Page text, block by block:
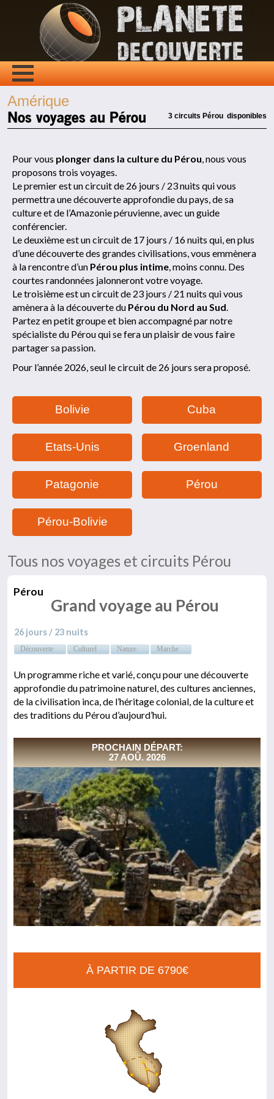
Amérique
Nos voyages au Pérou 3 circuits Pérou disponibles
Pour vous plonger dans la culture du Pérou, nous vous
proposons trois voyages.
Le premier est un circuit de 26 jours / 23 nuits qui vous
permettra une découverte approfondie du pays, de sa
culture et de l’Amazonie péruvienne, avec un guide
conférencier.
Le deuxième est un circuit de 17 jours / 16 nuits qui, en plus
d’une découverte des grandes civilisations, vous emmènera
à la rencontre d’un Pérou plus intime, moins connu. Des
courtes randonnées jalonneront votre voyage.
Le troisième est un circuit de 23 jours / 21 nuits qui vous
amènera à la découverte du Pérou du Nord au Sud.
Partez en petit groupe et bien accompagné par notre
spécialiste du Pérou qui se fera un plaisir de vous faire
partager sa passion.
Pour l’année 2026, seul le circuit de 26 jours sera proposé.
Bolivie Cuba
Etats-Unis Groenland
Patagonie Pérou
Pérou-Bolivie
Tous nos voyages et circuits Pérou
À PARTIR DE 6790€
Pérou
Grand voyage au Pérou
26 jours / 23 nuits
Découverte Culturel Nature Marche
Un programme riche et varié, conçu pour une découverte
approfondie du patrimoine naturel, des cultures anciennes,
de la civilisation inca, de l’héritage colonial, de la culture et
des traditions du Pérou d’aujourd’hui.
PROCHAIN DÉPART:
27 AOÛ. 2026